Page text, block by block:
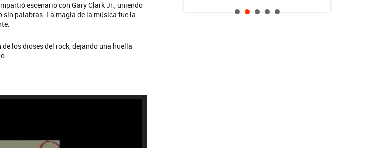
escenario con Gary Clark Jr., uniendo
sin palabras. La magia de la música fue la
los dioses del rock, dejando una huella